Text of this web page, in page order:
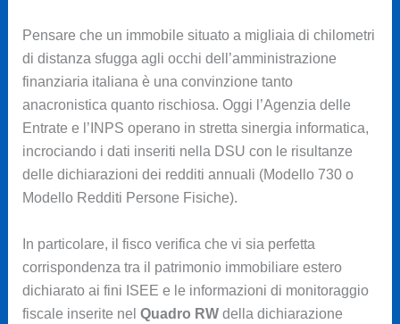
Pensare che un immobile situato a migliaia di chilometri
di distanza sfugga agli occhi dell’amministrazione
finanziaria italiana è una convinzione tanto
anacronistica quanto rischiosa. Oggi l’Agenzia delle
Entrate e l’INPS operano in stretta sinergia informatica,
incrociando i dati inseriti nella DSU con le risultanze
delle dichiarazioni dei redditi annuali (Modello 730 o
Modello Redditi Persone Fisiche).
In particolare, il fisco verifica che vi sia perfetta
corrispondenza tra il patrimonio immobiliare estero
dichiarato ai fini ISEE e le informazioni di monitoraggio
fiscale inserite nel Quadro RWdella dichiarazione